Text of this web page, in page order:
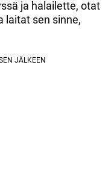
ja halailette, otat
laitat sen sinne,